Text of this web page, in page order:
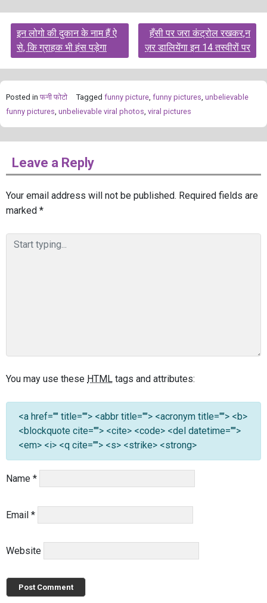
Post
navigation
इन लोगो की दुकान के नाम हैं ऐ
से, कि ग्राहक भी हंस पड़ेगा
हँसी पर जरा कंट्रोल रखकर,न
ज़र डालियेंगा इन 14 तस्वीरों पर
Posted in फनी फोटो Tagged funny picture, funny pictures, unbelievable
funny pictures, unbelievable viral photos, viral pictures
Leave a Reply
Your email address will not be published. Required fields are
marked *
You may use these HTML tags and attributes:
<a href="" title=""> <abbr title=""> <acronym title=""> <b>
<blockquote cite=""> <cite> <code> <del datetime="">
<em> <i> <q cite=""> <s> <strike> <strong>
Name *
Email *
Website